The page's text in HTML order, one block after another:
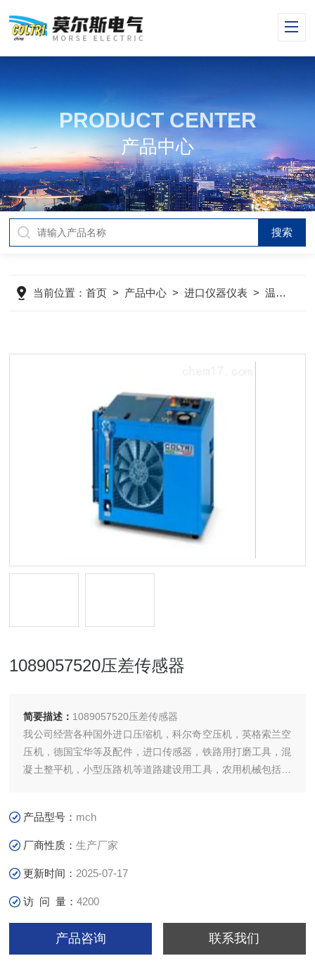
PRODUCT CENTER
产品中心
当前位置：首页 > 产品中心 >进口仪器仪表 >温度传感器
1089057520压差传感器
简要描述： 1089057520压差传感器
我公司经营各种国外进口压缩机，科尔奇空压机，英格索兰空
压机，德国宝华等及配件，进口传感器，铁路用打磨工具，混
凝土整平机，小型压路机等道路建设用工具，农用机械包括，
我公司经营各种国外进口压缩机，科尔奇空压机，英格索兰空
压机，德国
产品型号： mch
厂商性质：生产厂家
更新时间： 2025-07-17
访 问 量：4200
产品咨询 联系我们